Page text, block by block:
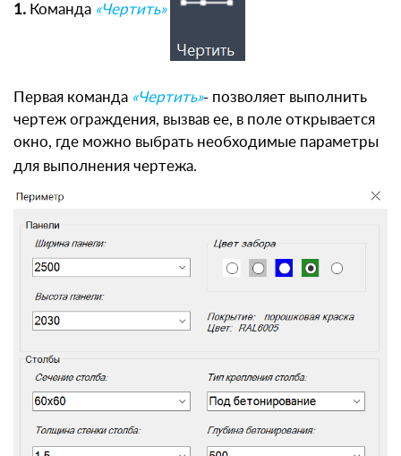
1. Команда «Чертить»
Первая команда «Чертить»- позволяет выполнить
чертеж ограждения, вызвав ее, в поле открывается
окно, где можно выбрать необходимые параметры
для выполнения чертежа.